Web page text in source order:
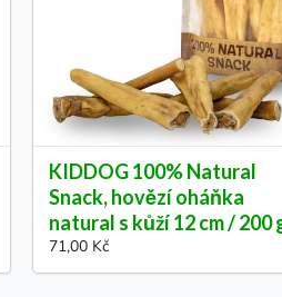
KIDDOG 100% Natural
Snack, hovězí oháňka
natural s kůží 12 cm / 200
71,00 Kč